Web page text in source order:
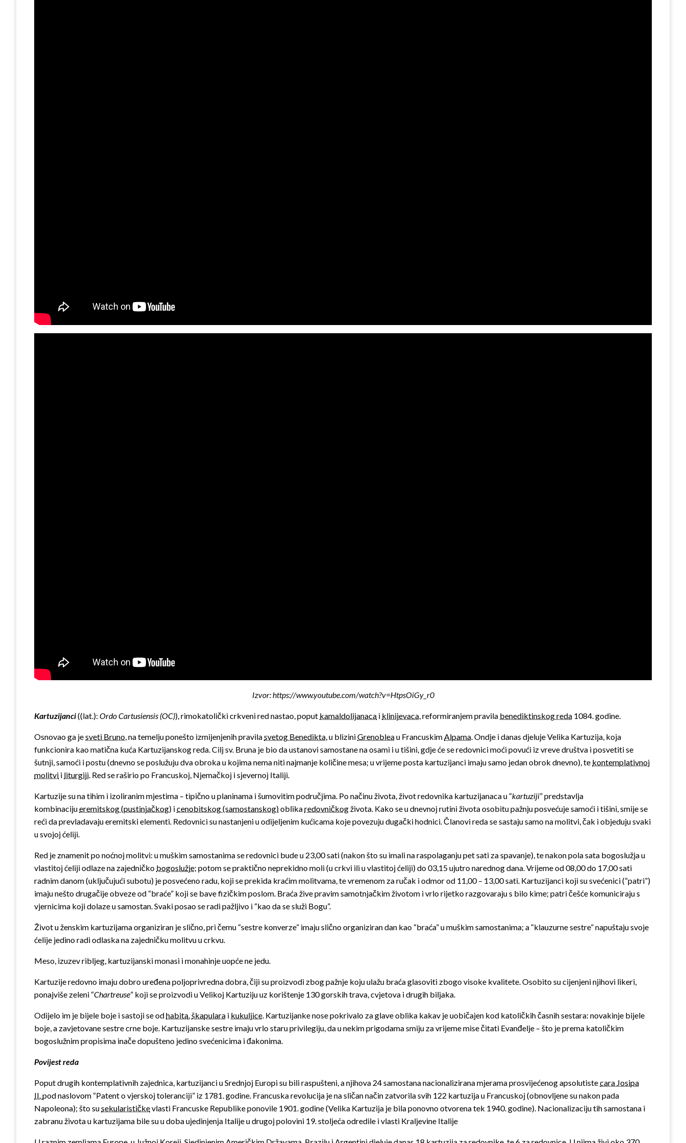
Izvor: https://www.youtube.com/watch?v=HtpsOiGy_r0
Kartuzijanci((lat.): Ordo Cartusiensis (OC)), rimokatolički crkveni red nastao, poput kamaldolijanaca i klinijevaca, reformiranjem pravila benediktinskog reda 1084. godine.
Osnovao ga jesveti Bruno, na temelju ponešto izmijenjenih pravilasvetog Benedikta, u bliziniGrenobleau FrancuskimAlpama. Ondje i danas djeluje Velika Kartuzija, koja
funkcionira kao matična kuća Kartuzijanskog reda. Cilj sv. Bruna je bio da ustanovi samostane na osami i u tišini, gdje će se redovnici moći povući iz vreve društva i posvetiti se
šutnji, samoći i postu (dnevno se poslužuju dva obroka u kojima nema niti najmanje količine mesa; u vrijeme posta kartuzijanci imaju samo jedan obrok dnevno), te kontemplativnoj
molitvi i liturgiji. Red se raširio po Francuskoj, Njemačkoj i sjevernoj Italiji.
Kartuzije su na tihim i izoliranim mjestima – tipično u planinama i šumovitim područjima. Po načinu života, život redovnika kartuzijanaca u “kartuziji” predstavlja
kombinacijueremitskog (pustinjačkog) icenobitskog (samostanskog)oblikaredovničkogživota. Kako se u dnevnoj rutini života osobitu pažnju posvećuje samoći i tišini, smije se
reći da prevladavaju eremitski elementi. Redovnici su nastanjeni u odijeljenim kućicama koje povezuju dugački hodnici. Članovi reda se sastaju samo na molitvi, čak i objeduju svaki
u svojoj ćeliji.
Red je znamenit po noćnoj molitvi: u muškim samostanima se redovnici bude u 23,00 sati (nakon što su imali na raspolaganju pet sati za spavanje), te nakon pola sata bogoslužja u
vlastitoj ćeliji odlaze na zajedničko bogoslužje; potom se praktično neprekidno moli (u crkvi ili u vlastitoj ćeliji) do 03,15 ujutro narednog dana. Vrijeme od 08,00 do 17,00 sati
radnim danom (uključujući subotu) je posvećeno radu, koji se prekida kraćim molitvama, te vremenom za ručak i odmor od 11,00 – 13,00 sati. Kartuzijanci koji su svećenici (“patri”)
imaju nešto drugačije obveze od “braće” koji se bave fizičkim poslom. Braća žive pravim samotnjačkim životom i vrlo rijetko razgovaraju s bilo kime; patri češće komuniciraju s
vjernicima koji dolaze u samostan. Svaki posao se radi pažljivo i “kao da se služi Bogu”.
Život u ženskim kartuzijama organiziran je slično, pri čemu “sestre konverze” imaju slično organiziran dan kao “braća” u muškim samostanima; a “klauzurne sestre” napuštaju svoje
ćelije jedino radi odlaska na zajedničku molitvu u crkvu.
Meso, izuzev ribljeg, kartuzijanski monasi i monahinje uopće ne jedu.
Kartuzije redovno imaju dobro uređena poljoprivredna dobra, čiji su proizvodi zbog pažnje koju ulažu braća glasoviti zbogo visoke kvalitete. Osobito su cijenjeni njihovi likeri,
ponajviše zeleni “Chartreuse” koji se proizvodi u Velikoj Kartuziju uz korištenje 130 gorskih trava, cvjetova i drugih biljaka.
Odijelo im je bijele boje i sastoji se odhabita,škapulara i kukuljice. Kartuzijanke nose pokrivalo za glave oblika kakav je uobičajen kod katoličkih časnih sestara: novakinje bijele
boje, a zavjetovane sestre crne boje. Kartuzijanske sestre imaju vrlo staru privilegiju, da u nekim prigodama smiju za vrijeme mise čitati Evanđelje – što je prema katoličkim
bogoslužnim propisima inače dopušteno jedino svećenicima i đakonima.
Povijest reda
Poput drugih kontemplativnih zajednica, kartuzijanci u Srednjoj Europi su bili raspušteni, a njihova 24 samostana nacionalizirana mjerama prosvijećenog apsolutistecara Josipa
II.pod naslovom “Patent o vjerskoj toleranciji” iz 1781. godine. Francuska revolucija je na sličan način zatvorila svih 122 kartuzija u Francuskoj (obnovljene su nakon pada
Napoleona); što susekularističkevlasti Francuske Republike ponovile 1901. godine (Velika Kartuzija je bila ponovno otvorena tek 1940. godine). Nacionalizaciju tih samostana i
zabranu života u kartuzijama bile su u doba ujedinjenja Italije u drugoj polovini 19. stoljeća odredile i vlasti Kraljevine Italije